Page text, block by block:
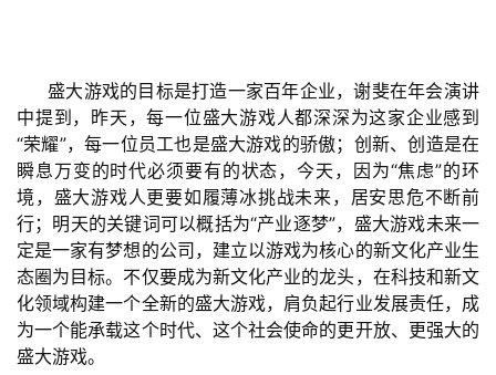
盛大游戏的目标是打造一家百年企业，谢斐在年会演讲
中提到，昨天，每一位盛大游戏人都深深为这家企业感到
“荣耀”，每一位员工也是盛大游戏的骄傲； 创新、创造是在
瞬息万变的时代必须要有的状态，今天，因为“焦虑”的环
境，盛大游戏人更要如履薄冰挑战未来，居安思危不断前
行；明天的关键词可以概括为“产业逐梦”，盛大游戏未来一
定是一家有梦想的公司，建立以游戏为核心的新文化产业生
态圈为目标。不仅要成为新文化产业的龙头，在科技和新文
化领域构建一个全新的盛大游戏，肩负起行业发展责任，成
为一个能承载这个时代、这个社会使命的更开放、更强大的
盛大游戏。